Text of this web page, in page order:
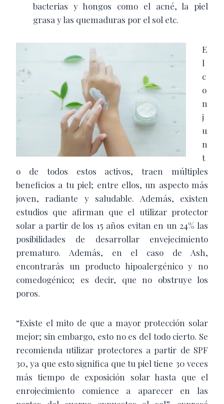
bacterias y hongos como el acné, la piel
grasa y las quemaduras por el sol etc.
E
l
c
o
n
j
u
n
t
o de todos estos activos, traen múltiples
beneficios a tu piel; entre ellos, un aspecto más
joven, radiante y saludable. Además, existen
estudios que afirman que el utilizar protector
solar a partir de los 15 años evitan en un 24% las
posibilidades de desarrollar envejecimiento
prematuro. Además, en el caso de Ash,
encontrarás un producto hipoalergénico y no
comedogénico; es decir, que no obstruye los
poros.
“Existe el mito de que a mayor protección solar
mejor; sin embargo, esto no es del todo cierto. Se
recomienda utilizar protectores a partir de SPF
30, ya que esto significa que tu piel tiene 30 veces
más tiempo de exposición solar hasta que el
enrojecimiento comience a aparecer en las